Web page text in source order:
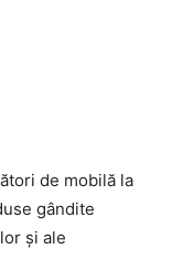
de mobilă la
gândite
și ale